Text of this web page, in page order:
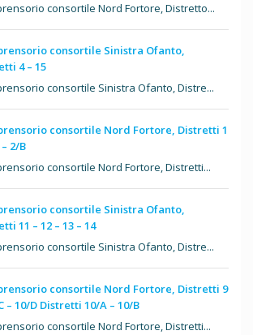
consortile Nord Fortore, Distretto...
consortile Sinistra Ofanto,
4 – 15
consortile Sinistra Ofanto, Distre...
consortile Nord Fortore, Distretti 1
2/B
consortile Nord Fortore, Distretti...
consortile Sinistra Ofanto,
11 – 12 – 13 – 14
consortile Sinistra Ofanto, Distre...
consortile Nord Fortore, Distretti 9
– 10/D Distretti 10/A – 10/B
consortile Nord Fortore, Distretti...